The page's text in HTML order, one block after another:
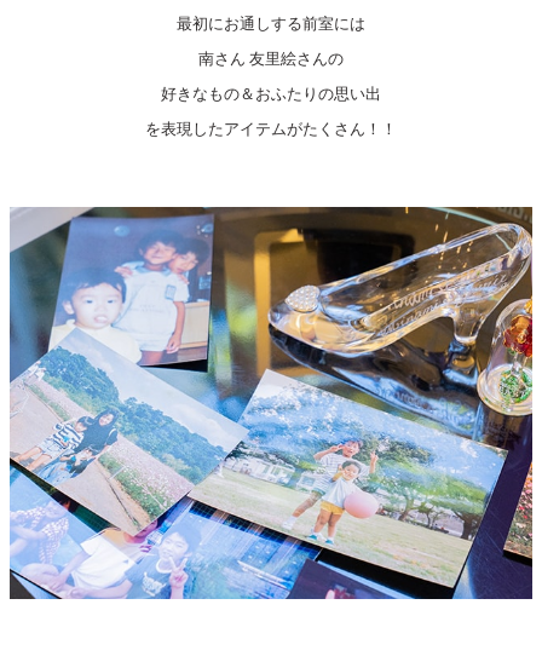
最初にお通しする前室には
南さん 友里絵さんの
好きなもの＆おふたりの思い出
を表現したアイテムがたくさん！！